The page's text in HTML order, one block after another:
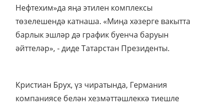
Нефтехим»да яңа этилен комплексы
төзелешендә катнаша. «Миңа хәзерге вакытта
барлык эшләр дә график буенча баруын
әйттеләр», - диде Татарстан Президенты.
Кристиан Брух, үз чиратында, Германия
компаниясе белән хезмәттәшлеккә тиешле